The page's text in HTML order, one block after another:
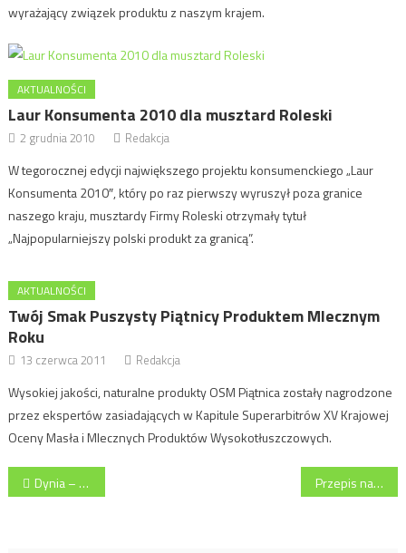
wyrażający związek produktu z naszym krajem.
AKTUALNOŚCI
Laur Konsumenta 2010 dla musztard Roleski
2 grudnia 2010 Redakcja
W tegorocznej edycji największego projektu konsumenckiego „Laur
Konsumenta 2010″, który po raz pierwszy wyruszył poza granice
naszego kraju, musztardy Firmy Roleski otrzymały tytuł
„Najpopularniejszy polski produkt za granicą”.
AKTUALNOŚCI
Twój Smak Puszysty Piątnicy Produktem Mlecznym
Roku
13 czerwca 2011 Redakcja
Wysokiej jakości, naturalne produkty OSM Piątnica zostały nagrodzone
przez ekspertów zasiadających w Kapitule Superarbitrów XV Krajowej
Oceny Masła i Mlecznych Produktów Wysokotłuszczowych.
Nawigacja
Dynia – królowa kuchni Przepis na gruziński deser